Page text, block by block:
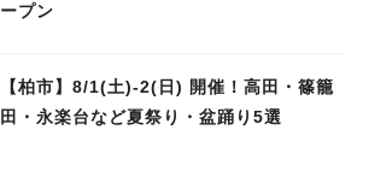
ープン
【柏市】8/1(土)‐2(日) 開催！高田・篠籠
田・永楽台など夏祭り・盆踊り5選